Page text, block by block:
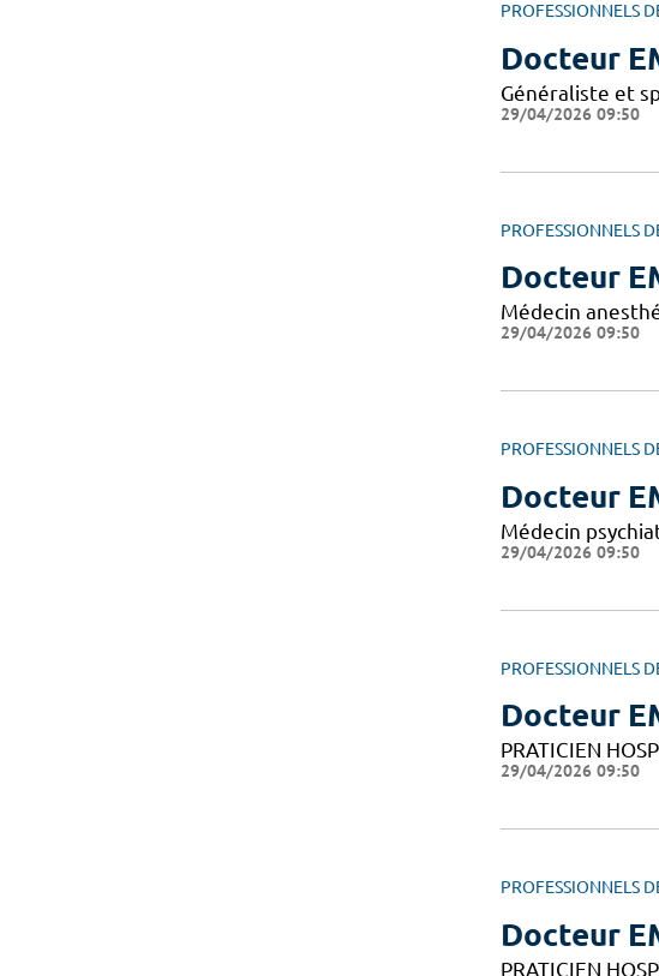
PROFESSIONNELS
Docteur
Généraliste et
29/04/2026 09:50
PROFESSIONNELS
Docteur
Médecin
29/04/2026 09:50
PROFESSIONNELS
Docteur
Médecin
29/04/2026 09:50
PROFESSIONNELS
Docteur
PRATICIEN
29/04/2026 09:50
PROFESSIONNELS
Docteur
PRATICIEN